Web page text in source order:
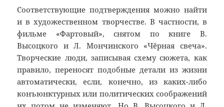
Соответствующие подтверждения можно найти
и в художественном творчестве. В частности, в
фильме «Фартовый», снятом по книге В.
Высоцкого и Л. Мончинского «Чёрная свеча».
Творческие люди, записывая схему сюжета, как
правило, переносят подобные детали из жизни
автоматически, если, конечно, из каких-либо
конъюнктурных или политических соображений